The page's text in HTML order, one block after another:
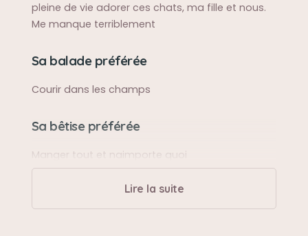
pleine de vie adorer ces chats, ma fille et nous.
Me manque terriblement
Sa balade préférée
Courir dans les champs
Sa bêtise préférée
Manger tout et naimporte quoi
Lire la suite